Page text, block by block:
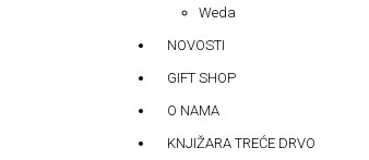
Weda
NOVOSTI
GIFT SHOP
O NAMA
KNJIŽARA TREĆE DRVO